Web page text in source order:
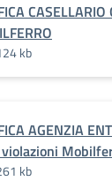
CASELLARIO
kb
AGENZIA
kb